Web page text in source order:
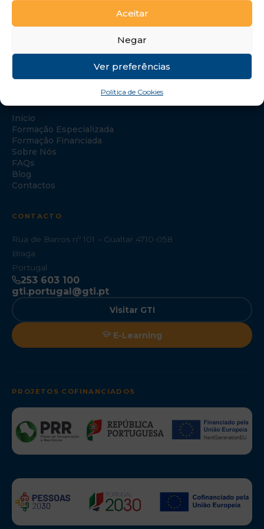
Aceitar
Negar
Ver preferências
Política de Cookies
Início
Formação Especializada
Formação Financiada
Sobre Nós
FAQs
Blog
Contactos
CONTACTO
Rua de Barros nº 101 – Gualtar 4710-058
Braga
Portugal
253 603 100
gti.portugal@gti.pt
Visitar GTI
E-Learning
PROJETOS COFINANCIADOS